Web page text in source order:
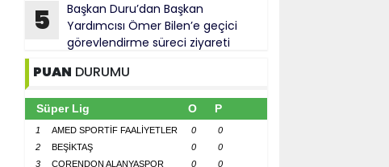
5
Başkan Duru’dan Başkan
Yardımcısı Ömer Bilen’e geçici
görevlendirme süreci ziyareti
PUAN DURUMU
Süper Lig O P
1 AMED SPORTİF FAALİYETLER 0
0
2
BEŞİKTAŞ 0
0
3
CORENDON ALANYASPOR 0
0